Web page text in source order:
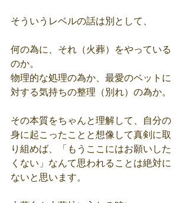
そういうレベルの話は別として、
何の為に、それ（火葬）をやっている
のか。
物理的な処理の為か、最愛のペットに
対する気持ちの整理（別れ）の為か。
その本質をちゃんと理解して、自分の
身に起こったことと想像して真剣に取
り組めば、「もうここにはお願いした
くない」なんて思われることは絶対に
ないと思います。